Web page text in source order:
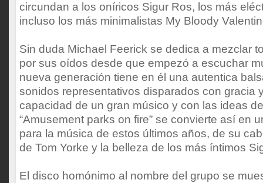
circundan a los oníricos Sigur Ros, los más
incluso los más minimalistas My Bloody
Sin duda Michael Feerick se dedica a mezclar
por sus oídos desde que empezó a escuchar
nueva generación tiene en él una autentica
sonidos representativos disparados con gracia
capacidad de un gran músico y con las ideas
“Amusement parks on fire” se convierte así en
para la música de estos últimos años, de su
de Tom Yorke y la belleza de los más íntimos
El disco homónimo al nombre del grupo se